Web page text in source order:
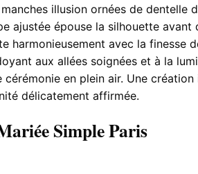
illusion ornées de
ajustée épouse la silhouette
harmonieusement avec la
aux allées soignées et à la
en plein air. Une
délicatement affirmée.
Simple Paris